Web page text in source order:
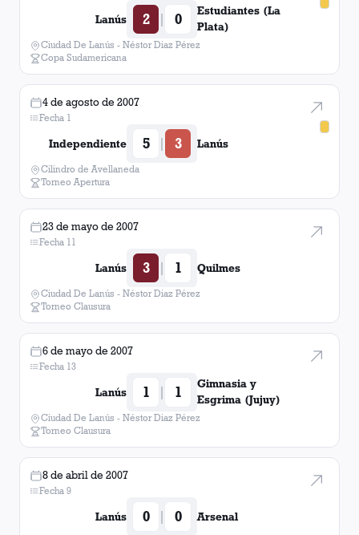
Lanús 2 | 0
Estudiantes (La
Plata)
Ciudad De Lanús - Néstor Diaz Pérez
Copa Sudamericana
4 de agosto de 2007
Fecha 1
Independiente 5 | 3 Lanús
Cilindro de Avellaneda
Torneo Apertura
23 de mayo de 2007
Fecha 11
Lanús 3 | 1 Quilmes
Ciudad De Lanús - Néstor Diaz Pérez
Torneo Clausura
6 de mayo de 2007
Fecha 13
Lanús 1 | 1
Gimnasia y
Esgrima (Jujuy)
Ciudad De Lanús - Néstor Diaz Pérez
Torneo Clausura
8 de abril de 2007
Fecha 9
Lanús 0 | 0 Arsenal